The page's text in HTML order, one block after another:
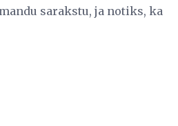
sarakstu, ja notiks, ka